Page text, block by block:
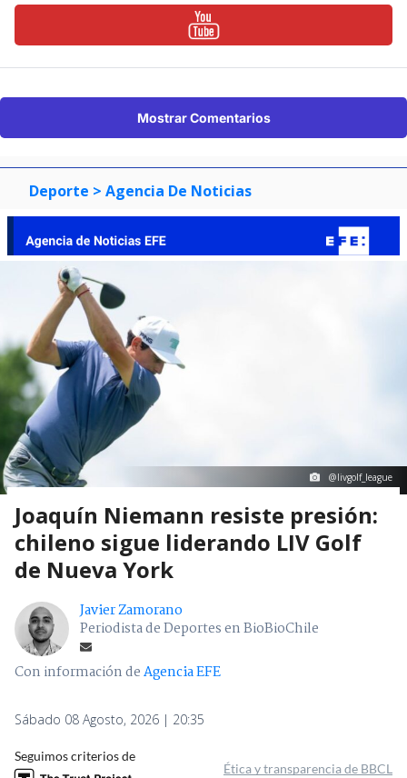
Mostrar Comentarios
Deporte > Agencia De Noticias
@livgolf_league
Joaquín Niemann resiste presión:
chileno sigue liderando LIV Golf
de Nueva York
Javier Zamorano
Periodista de Deportes en BioBioChile
Con información deAgencia EFE
Sábado 08 Agosto, 2026 | 20:35
Seguimos criterios de
Ética y transparencia de BBCL